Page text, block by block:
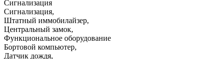
Сигнализация
Сигнализация,
Штатный иммобилайзер,
Центральный замок,
Функциональное оборудование
Бортовой компьютер,
Датчик дождя,